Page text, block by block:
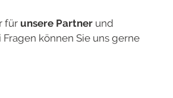
für unsere Partner und
Fragen können Sie uns gerne